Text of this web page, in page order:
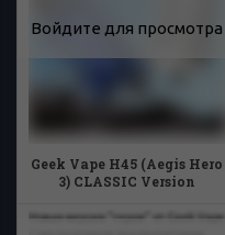
Войдите для просмотра
Geek Vape H45 (Aegis Hero
3) CLASSIC Version
Новая версия "героя" от Geek Vape